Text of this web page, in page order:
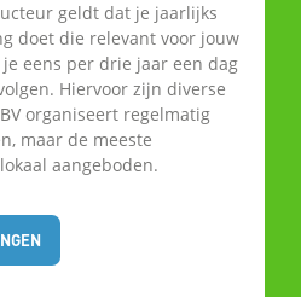
geldt dat je jaarlijks
doet die relevant voor jouw
eens per drie jaar een dag
Hiervoor zijn diverse
organiseert regelmatig
maar de meeste
aangeboden.